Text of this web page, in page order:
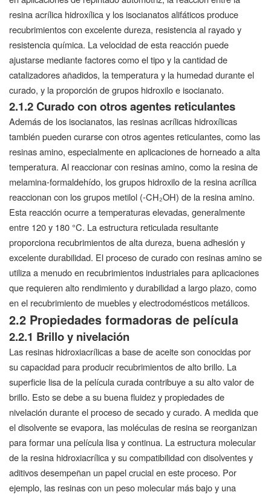
resina acrílica hidroxílica y los isocianatos alifáticos produce
recubrimientos con excelente dureza, resistencia al rayado y
resistencia química. La velocidad de esta reacción puede
ajustarse mediante factores como el tipo y la cantidad de
catalizadores añadidos, la temperatura y la humedad durante el
curado, y la proporción de grupos hidroxilo e isocianato.
2.1.2 Curado con otros agentes reticulantes
Además de los isocianatos, las resinas acrílicas hidroxílicas
también pueden curarse con otros agentes reticulantes, como las
resinas amino, especialmente en aplicaciones de horneado a alta
temperatura. Al reaccionar con resinas amino, como la resina de
melamina-formaldehído, los grupos hidroxilo de la resina acrílica
reaccionan con los grupos metilol (-CH₂OH) de la resina amino.
Esta reacción ocurre a temperaturas elevadas, generalmente
entre 120 y 180 °C. La estructura reticulada resultante
proporciona recubrimientos de alta dureza, buena adhesión y
excelente durabilidad. El proceso de curado con resinas amino se
utiliza a menudo en recubrimientos industriales para aplicaciones
que requieren alto rendimiento y durabilidad a largo plazo, como
en el recubrimiento de muebles y electrodomésticos metálicos.
2.2 Propiedades formadoras de película
2.2.1 Brillo y nivelación
Las resinas hidroxiacrílicas a base de aceite son conocidas por
su capacidad para producir recubrimientos de alto brillo. La
superficie lisa de la película curada contribuye a su alto valor de
brillo. Esto se debe a su buena fluidez y propiedades de
nivelación durante el proceso de secado y curado. A medida que
el disolvente se evapora, las moléculas de resina se reorganizan
para formar una película lisa y continua. La estructura molecular
de la resina hidroxiacrílica y su compatibilidad con disolventes y
aditivos desempeñan un papel crucial en este proceso. Por
ejemplo, las resinas con un peso molecular más bajo y una